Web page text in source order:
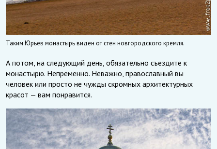
Таким Юрьев монастырь виден от стен новгородского кремля.
А потом, на следующий день, обязательно съездите к
монастырю. Непременно. Неважно, православный вы
человек или просто не чужды скромных архитектурных
красот — вам понравится.